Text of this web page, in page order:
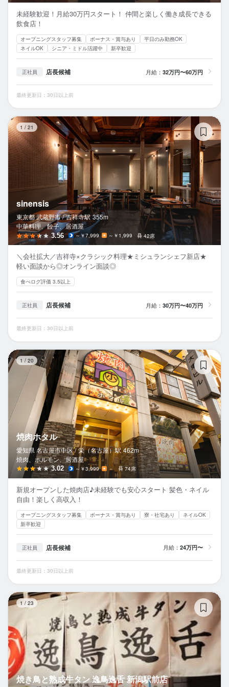
未経験歓迎！月給30万円スタート！ 仲間と楽しく働き成長できる
飲食店！
オープニングスタッフ募集 ボーナス・賞与あり
平日のみ勤務OK
ネイルOK
シニア・ミドル活躍中 新卒歓迎
正社員 店長候補 月給： 32万円〜60万円
最終更新日：30日以上前
1 / 21
sinensis
東京都 武蔵野市 / 吉祥寺駅 355m
中華料理、餃子、居酒屋
3.56 ～￥7,999 ～￥1,999 42席
＼会社拡大／吉祥寺×クラシック料理★ミシュランシェフ新店★
軽い面談から◎オンライン面談◎
食べログ評価 3.5以上
正社員 店長候補 月給： 30万円〜40万円
最終更新日：30日以上前
1 / 20
焼肉ホタル
愛知県 名古屋市中区 / 栄（名古屋）駅 462m
焼肉、ホルモン、居酒屋
3.02 ～￥3,999 － 74席
新規オープンした焼肉店♪未経験でも安心スタート 髪色・ネイル
自由！楽しく高収入！
オープニングスタッフ募集 ボーナス・賞与あり 寮・社宅あり
ネイルOK
新卒歓迎
正社員 店長候補 月給： 24万円〜
最終更新日：30日以上前
1 / 23
焼き鳥と熟成牛タン 逸鳥逸舌 新潟駅前店